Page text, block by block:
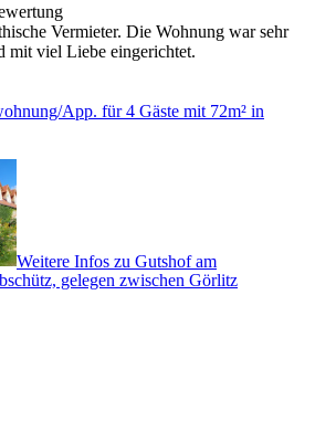
Vermieter. Die Wohnung war sehr
mit viel Liebe eingerichtet.
App. für 4 Gäste mit 72m² in
Weitere Infos zu Gutshof am
gelegen zwischen Görlitz